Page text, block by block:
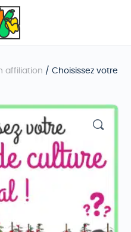
affiliation / Choisissez votre